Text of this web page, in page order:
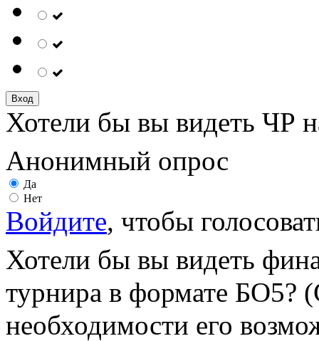
Вход
Хотели бы вы видеть ЧР
Анонимный опрос
Да
Нет
Войдите, чтобы
Хотели бы вы видеть
турнира в формате БО5?
необходимости его